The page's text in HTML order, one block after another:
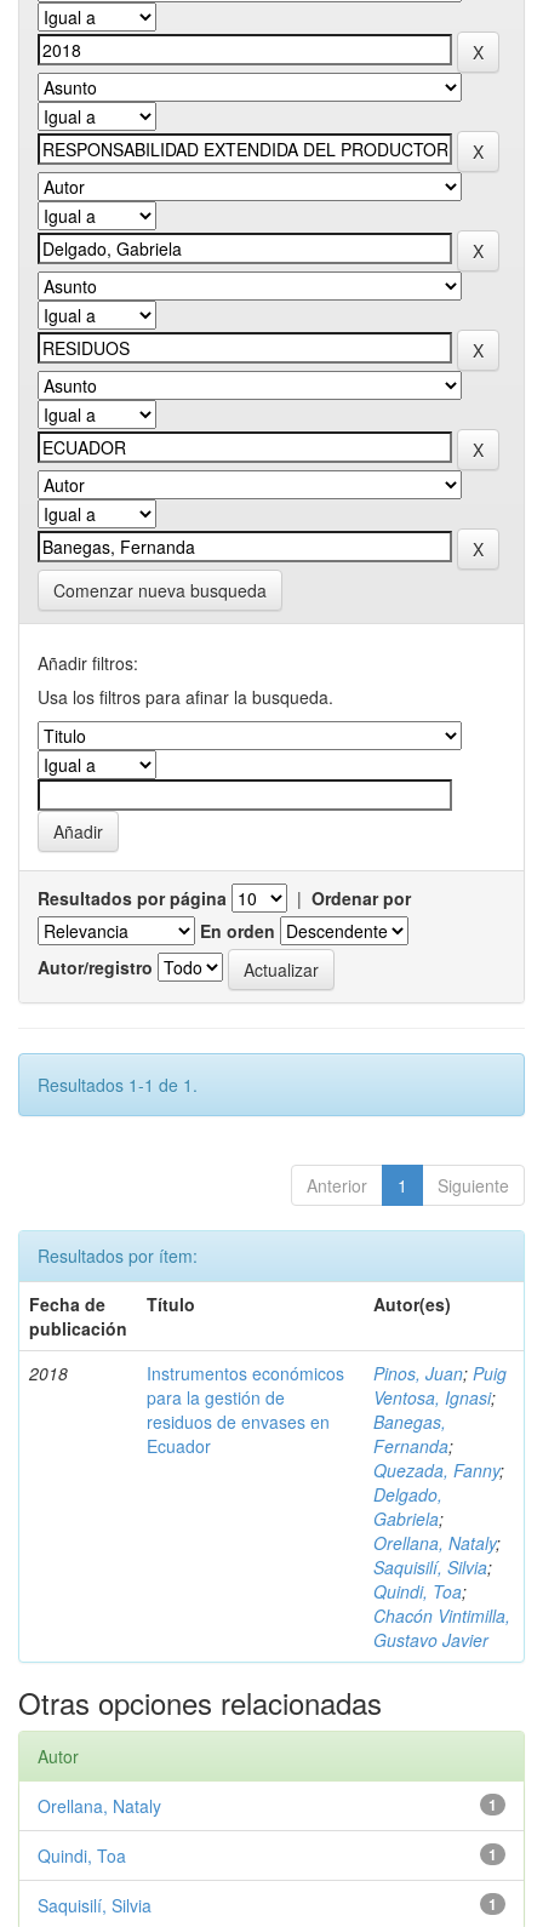
Comenzar nueva busqueda
Añadir filtros:
Usa los filtros para afinar la busqueda.
Resultados por página | Ordenar por
En orden
Autor/registro
Resultados 1-1 de 1.
Anterior 1 Siguiente
Resultados por ítem:
Fecha de
publicación
Título Autor(es)
2018
Instrumentos económicos
para la gestión de
residuos de envases en
Ecuador
Pinos, Juan; Puig
Ventosa, Ignasi;
Banegas,
Fernanda;
Quezada, Fanny;
Delgado,
Gabriela;
Orellana, Nataly;
Saquisilí, Silvia;
Quindi, Toa;
Chacón Vintimilla,
Gustavo Javier
Otras opciones relacionadas
Autor
1
Orellana, Nataly
1
Quindi, Toa
1
Saquisilí, Silvia